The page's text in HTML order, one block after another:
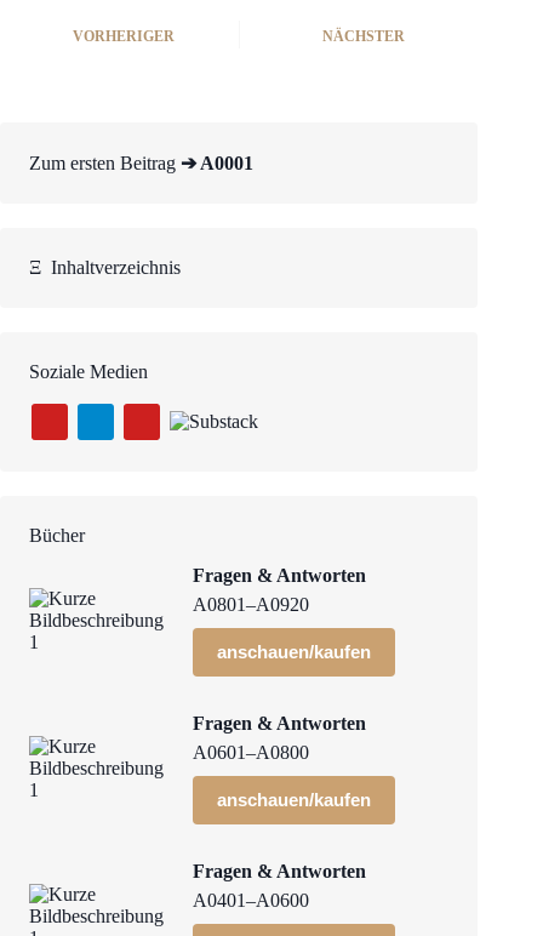
VORHERIGER NÄCHSTER
Zum ersten Beitrag ➔ A0001
Ξ Inhaltverzeichnis
Soziale Medien
Bücher
Fragen & Antworten
A0801–A0920
anschauen/kaufen
Fragen & Antworten
A0601–A0800
anschauen/kaufen
Fragen & Antworten
A0401–A0600